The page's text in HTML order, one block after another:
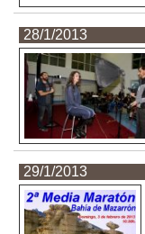
28/1/2013
29/1/2013